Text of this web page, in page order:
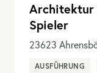
Architektur
Spieler
23623
AUSFÜHRUNG